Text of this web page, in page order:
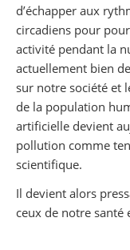
d’échapper aux
circadiens pour
activité pendant la
actuellement bien
sur notre société et
de la population
artificielle devient
pollution comme
scientifique.
Il devient alors
ceux de notre